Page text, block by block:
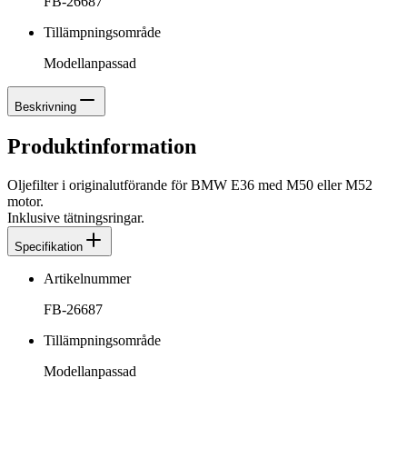
Tillämpningsområde
Modellanpassad
Beskrivning
Produktinformation
Oljefilter i originalutförande för BMW E36 med M50 eller M52
motor.
Inklusive tätningsringar.
Specifikation
Artikelnummer
FB-26687
Tillämpningsområde
Modellanpassad